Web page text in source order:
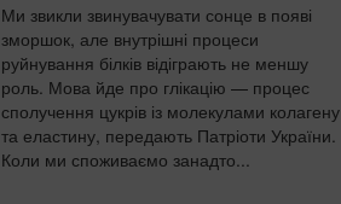
Ми звикли звинувачувати сонце в появі
зморшок, але внутрішні процеси
руйнування білків відіграють не меншу
роль. Мова йде про глікацію — процес
сполучення цукрів із молекулами колагену
та еластину, передають Патріоти України.
Коли ми споживаємо занадто...